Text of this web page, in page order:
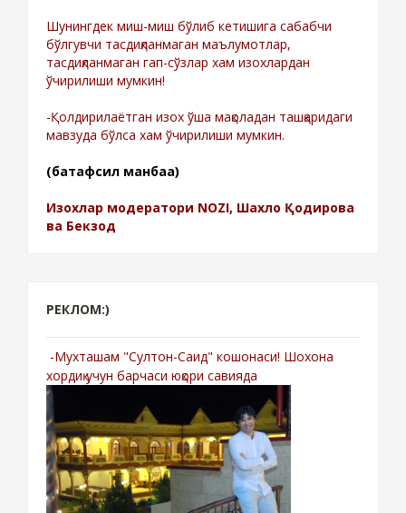
Шунингдек миш-миш бўлиб кетишига сабабчи
бўлгувчи тасдиқланмаган маълумотлар,
тасдиқланмаган гап-сўзлар хам изохлардан
ўчирилиши мумкин!
-Қолдирилаётган изох ўша мақоладан ташқаридаги
мавзуда бўлса хам ўчирилиши мумкин.
(батафсил манбаа)
Изохлар модератори NOZI, Шахло Қодирова
ва Бекзод
РЕКЛОМ:)
-Мухташам "Султон-Саид" кошонаси! Шохона
хордиқ учун барчаси юқори савияда